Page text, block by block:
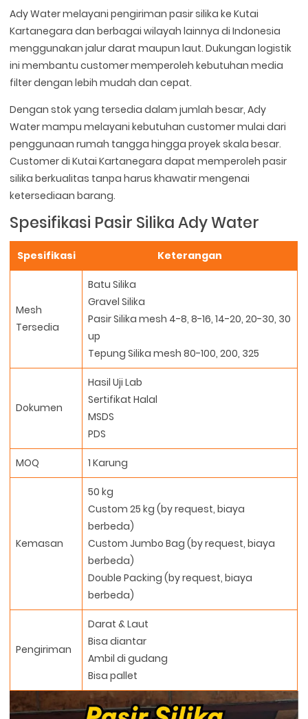
Ady Water melayani pengiriman pasir silika ke Kutai
Kartanegara dan berbagai wilayah lainnya di Indonesia
menggunakan jalur darat maupun laut. Dukungan logistik
ini membantu customer memperoleh kebutuhan media
filter dengan lebih mudah dan cepat.
Dengan stok yang tersedia dalam jumlah besar, Ady
Water mampu melayani kebutuhan customer mulai dari
penggunaan rumah tangga hingga proyek skala besar.
Customer di Kutai Kartanegara dapat memperoleh pasir
silika berkualitas tanpa harus khawatir mengenai
ketersediaan barang.
Spesifikasi Pasir Silika Ady Water
Spesifikasi Keterangan
Mesh
Tersedia
Batu Silika
Gravel Silika
Pasir Silika mesh 4-8, 8-16, 14-20, 20-30, 30
up
Tepung Silika mesh 80-100, 200, 325
Dokumen
Hasil Uji Lab
Sertifikat Halal
MSDS
PDS
MOQ 1 Karung
Kemasan
50 kg
Custom 25 kg (by request, biaya
berbeda)
Custom Jumbo Bag (by request, biaya
berbeda)
Double Packing (by request, biaya
berbeda)
Pengiriman
Darat & Laut
Bisa diantar
Ambil di gudang
Bisa pallet